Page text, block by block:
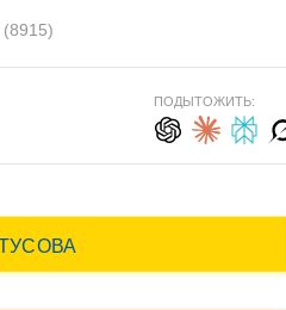
(8915)
ПОДЫТОЖИТЬ: